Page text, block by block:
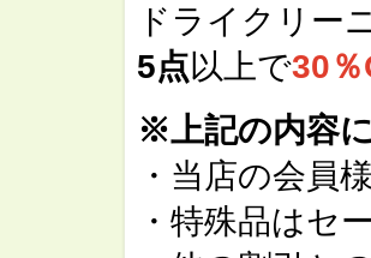
ドライクリー
5点以上で30
※上記の内容
・当店の会員
・特殊品はセ